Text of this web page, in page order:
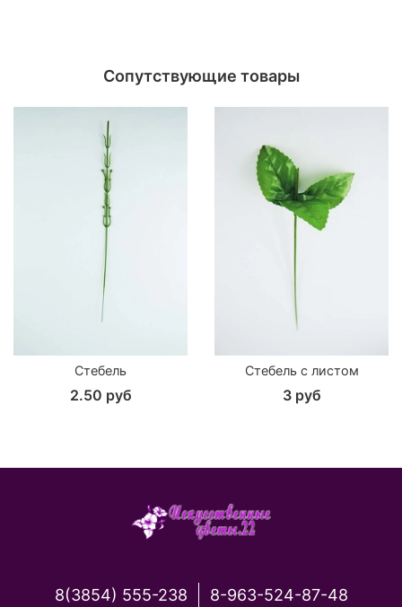
Сопутствующие товары
Стебель
2.50 руб
Стебель с листом
3 руб
8(3854) 555-238 8-963-524-87-48